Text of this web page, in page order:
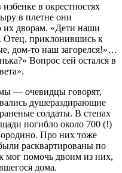
в окрестностях
в плетне они
их дворам. «Дети наши
Отец, приклонившись к
дом-то наш загорелся!»…
Вопрос сей остался в
— очевидцы говорят,
душераздирающие
солдаты. В стенах
погибло около 700 (!)
Про них тоже
расквартированы по
мог помочь двоим из них,
дома.